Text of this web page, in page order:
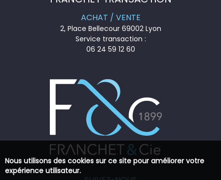
ACHAT / VENTE
2, Place Bellecour 69002 Lyon
Service transaction :
06 24 59 12 60
Nous utilisons des cookies sur ce site pour améliorer votre
expérience utilisateur.